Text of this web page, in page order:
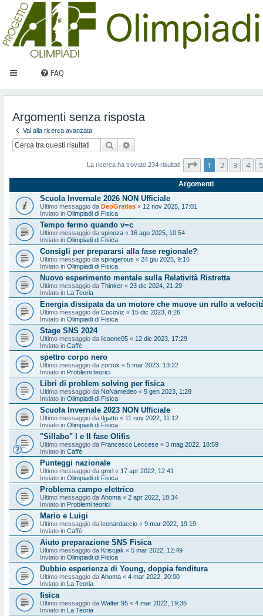
FAQ
Argomenti senza risposta
Vai alla ricerca avanzata
Cerca
La ricerca ha trovato 234 risultati Pagina1 di10
1 2 3 4 5
Argomenti
Scuola Invernale 2026 NON Ufficiale
Ultimo messaggio da DeoGratias « 12 nov 2025, 17:01
Inviato in Olimpiadi di Fisica
Tempo fermo quando v=c
Ultimo messaggio da spinoza « 16 ago 2025, 10:54
Inviato in Olimpiadi di Fisica
Consigli per prepararsi alla fase regionale?
Ultimo messaggio da spinigerous « 24 giu 2025, 9:16
Inviato in Olimpiadi di Fisica
Nuovo esperimento mentale sulla Relatività Ristretta
Ultimo messaggio da Thinker « 23 dic 2024, 21:29
Inviato in La Teoria
Energia dissipata da un motore che muove un rullo a
Ultimo messaggio da Cocoviz « 15 dic 2023, 8:26
Inviato in Olimpiadi di Fisica
Stage SNS 2024
Ultimo messaggio da licaone05 « 12 dic 2023, 17:29
Inviato in Caffè
spettro corpo nero
Ultimo messaggio da zorrok « 5 mar 2023, 13:22
Inviato in Problemi teorici
Libri di problem solving per fisica
Ultimo messaggio da NoNamedeo « 5 gen 2023, 1:28
Inviato in Olimpiadi di Fisica
Scuola Invernale 2023 NON Ufficiale
Ultimo messaggio da Ilgatto « 11 nov 2022, 11:12
Inviato in Olimpiadi di Fisica
"Sillabo" I e II fase Olifis
Ultimo messaggio da Francesco Leccese « 3 mag 2022, 18:59
Inviato in Caffè
Punteggi nazionale
Ultimo messaggio da gmrl « 17 apr 2022, 12:41
Inviato in Olimpiadi di Fisica
Problema campo elettrico
Ultimo messaggio da Ahoma « 2 apr 2022, 18:34
Inviato in Problemi teorici
Mario e Luigi
Ultimo messaggio da leonardaccio « 9 mar 2022, 19:19
Inviato in Caffè
Aiuto preparazione SNS Fisica
Ultimo messaggio da Kriscjak « 5 mar 2022, 12:49
Inviato in Olimpiadi di Fisica
Dubbio esperienza di Young, doppia fenditura
Ultimo messaggio da Ahoma « 4 mar 2022, 20:00
Inviato in La Teoria
fisica
Ultimo messaggio da Walter 95 « 4 mar 2022, 19:35
Inviato in La Teoria